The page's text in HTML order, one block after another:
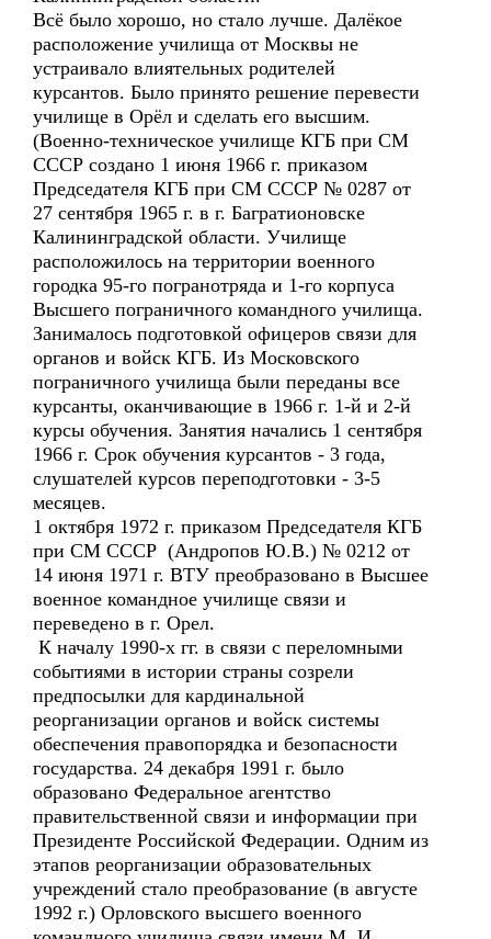
Всё было хорошо, но стало лучше. Далёкое
расположение училища от Москвы не
устраивало влиятельных родителей
курсантов. Было принято решение перевести
училище в Орёл и сделать его высшим.
(Военно-техническое училище КГБ при СМ
СССР создано 1 июня 1966 г. приказом
Председателя КГБ при СМ СССР № 0287 от
27 сентября 1965 г. в г. Багратионовске
Калининградской области. Училище
расположилось на территории военного
городка 95-го погранотряда и 1-го корпуса
Высшего пограничного командного училища.
Занималось подготовкой офицеров связи для
органов и войск КГБ. Из Московского
пограничного училища были переданы все
курсанты, оканчивающие в 1966 г. 1-й и 2-й
курсы обучения. Занятия начались 1 сентября
1966 г. Срок обучения курсантов - 3 года,
слушателей курсов переподготовки - 3-5
месяцев.
1 октября 1972 г. приказом Председателя КГБ
при СМ СССР (Андропов Ю.В.) № 0212 от
14 июня 1971 г. ВТУ преобразовано в Высшее
военное командное училище связи и
переведено в г. Орел.
К началу 1990-х гг. в связи с переломными
событиями в истории страны созрели
предпосылки для кардинальной
реорганизации органов и войск системы
обеспечения правопорядка и безопасности
государства. 24 декабря 1991 г. было
образовано Федеральное агентство
правительственной связи и информации при
Президенте Российской Федерации. Одним из
этапов реорганизации образовательных
учреждений стало преобразование (в августе
1992 г.) Орловского высшего военного